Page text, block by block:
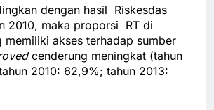
dengan hasil Riskesdas
2010, maka proporsi RT di
memiliki akses terhadap sumber
cenderung meningkat (tahun
2010: 62,9%; tahun 2013: